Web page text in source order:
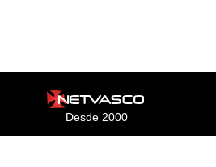
Desde 2000